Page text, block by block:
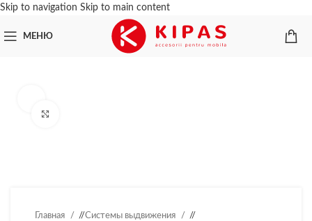
Skip to navigation Skip to main content
МЕНЮ
Главная / Системы выдвижения
/